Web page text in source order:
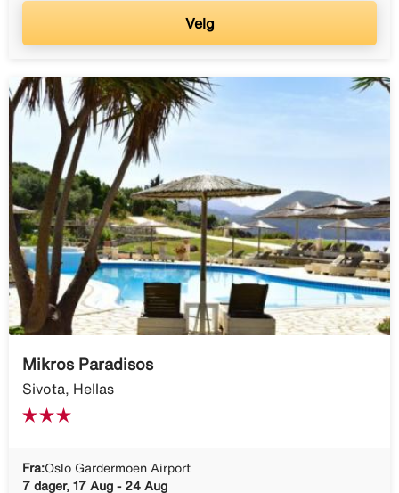
Velg
Mikros Paradisos
Sivota, Hellas
Fra:Oslo Gardermoen Airport
7 dager, 17 Aug - 24 Aug